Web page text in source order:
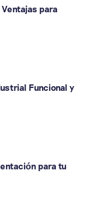
para
Funcional y
para tu